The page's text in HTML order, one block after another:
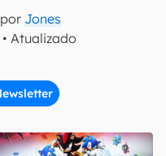
Jones
• Atualizado
com os